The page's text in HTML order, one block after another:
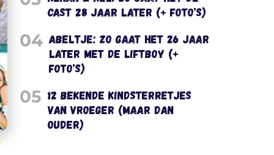
cast 28 jaar later (+ foto’s)
04 Abeltje: zo gaat het 26 jaar
later met de liftboy (+
foto’s)
05 12 bekende kindsterretjes
van vroeger (maar dan
ouder)